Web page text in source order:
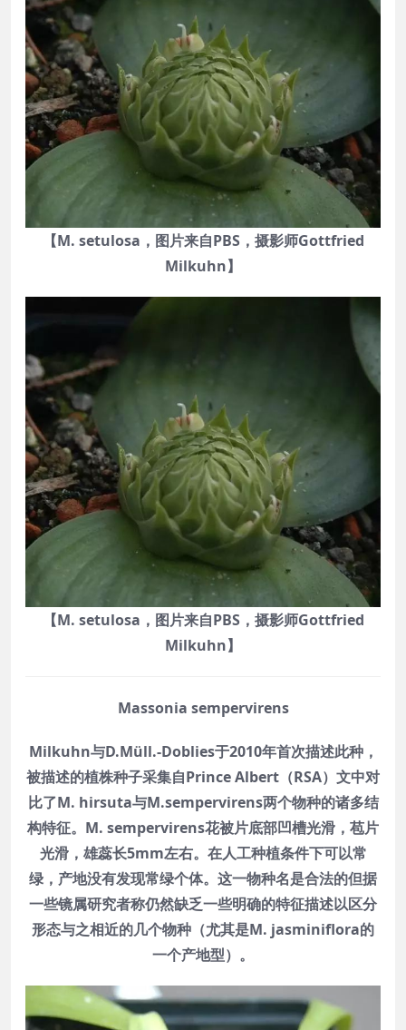
【M. setulosa，图片来自PBS，摄影师Gottfried
Milkuhn】
【M. setulosa，图片来自PBS，摄影师Gottfried
Milkuhn】
Massonia sempervirens
Milkuhn与D.Müll.-Doblies于2010年首次描述此种，
被描述的植株种子采集自Prince Albert（RSA）文中对
比了M. hirsuta与M.sempervirens两个物种的诸多结
构特征。M. sempervirens花被片底部凹槽光滑，苞片
光滑，雄蕊长5mm左右。在人工种植条件下可以常
绿，产地没有发现常绿个体。这一物种名是合法的但据
一些镜属研究者称仍然缺乏一些明确的特征描述以区分
形态与之相近的几个物种（尤其是M. jasminiflora的
一个产地型）。